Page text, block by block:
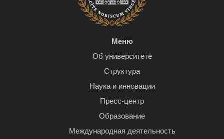
Меню
Об университете
Структура
Наука и инновации
Пресс-центр
Образование
Международная деятельность